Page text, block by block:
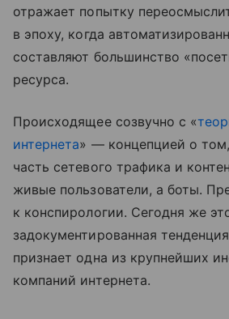
отражает попытку
в эпоху, когда
составляют большинство
ресурса.
Происходящее созвучно с «
интернета» — концепцией о
часть сетевого трафика и
живые пользователи, а боты.
к конспирологии. Сегодня же
задокументированная
признает одна из крупнейших
компаний интернета.